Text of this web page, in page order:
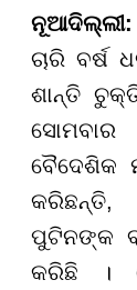
ଚାରି ବର୍ଷ
ଶାନ୍ତି
ବୈଦେଶିକ
କରିଛନ୍ତି,
ପୁଟିନଙ୍କ
କରିଛି ।